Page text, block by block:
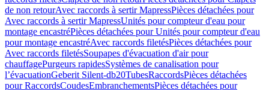
de non retourAvec raccords à sertir MapressPièces détachées pour
Avec raccords à sertir MapressUnités pour compteur d'eau pour
montage encastréPièces détachées pour Unités pour compteur d'eau
pour montage encastréAvec raccords filetésPièces détachées pour
Avec raccords filetésSoupapes d'évacuation d'air pour
chauffagePurgeurs rapidesSystèmes de canalisation pour
l’évacuationGeberit Silent-db20TubesRaccordsPièces détachées
pour RaccordsCoudesEmbranchementsPièces détachées pour